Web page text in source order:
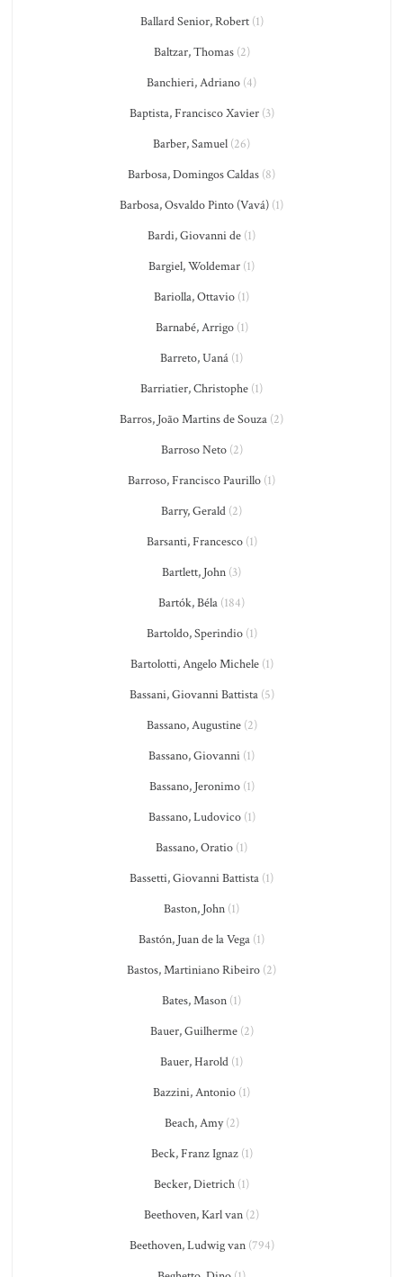
Ballard Senior, Robert(1)
Baltzar, Thomas(2)
Banchieri, Adriano (4)
Baptista, Francisco Xavier(3)
Barber, Samuel (26)
Barbosa, Domingos Caldas (8)
Barbosa, Osvaldo Pinto (Vavá) (1)
Bardi, Giovanni de (1)
Bargiel, Woldemar (1)
Bariolla, Ottavio (1)
Barnabé, Arrigo(1)
Barreto, Uaná (1)
Barriatier, Christophe (1)
Barros, João Martins de Souza (2)
Barroso Neto(2)
Barroso, Francisco Paurillo (1)
Barry, Gerald (2)
Barsanti, Francesco(1)
Bartlett, John (3)
Bartók, Béla (184)
Bartoldo, Sperindio(1)
Bartolotti, Angelo Michele(1)
Bassani, Giovanni Battista(5)
Bassano, Augustine(2)
Bassano, Giovanni (1)
Bassano, Jeronimo(1)
Bassano, Ludovico(1)
Bassano, Oratio (1)
Bassetti, Giovanni Battista (1)
Baston, John (1)
Bastón, Juan de la Vega (1)
Bastos, Martiniano Ribeiro (2)
Bates, Mason (1)
Bauer, Guilherme(2)
Bauer, Harold (1)
Bazzini, Antonio (1)
Beach, Amy(2)
Beck, Franz Ignaz(1)
Becker, Dietrich (1)
Beethoven, Karl van (2)
Beethoven, Ludwig van(794)